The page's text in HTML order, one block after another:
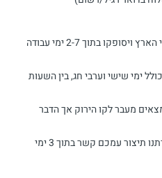
מוצרי החברה נשלחים למרבית חלקי הארץ ויסופקו בתוך 2-7 ימי עבודה
ימי שישי וערבי חג, בין השעות
מעבר לקו הירוק אך הדבר
במקרה ולא ניתן לספק לכתובת חברתנו תיצור עמכם קשר בתוך 3 ימי